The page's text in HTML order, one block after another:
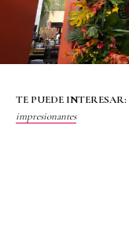
TE PUEDE INTERESAR:
impresionantes